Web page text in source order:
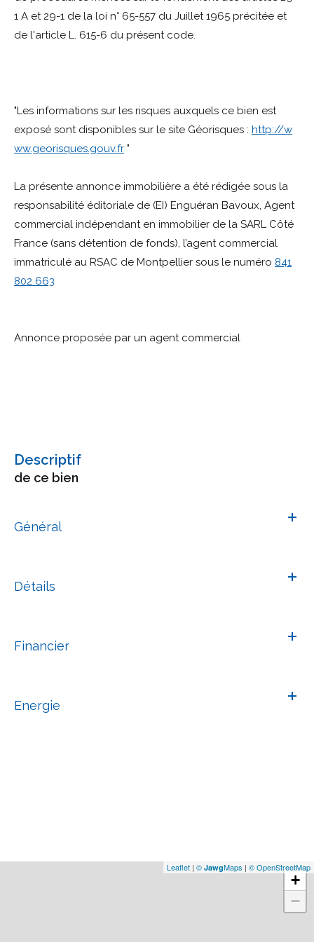
1 A et 29-1 de la loi n° 65-557 du Juillet 1965 précitée et
de l'article L. 615-6 du présent code.
"Les informations sur les risques auxquels ce bien est
exposé sont disponibles sur le site Géorisques : http://w
ww.georisques.gouv.fr "
La présente annonce immobilière a été rédigée sous la
responsabilité éditoriale de (EI) Enguéran Bavoux, Agent
commercial indépendant en immobilier de la SARL Côté
France (sans détention de fonds), l’agent commercial
immatriculé au RSAC de Montpellier sous le numéro 841
802 663
Annonce proposée par un agent commercial
descriptif
de ce bien
Général
Détails
Financier
Energie
+
−
Leaflet | © JawgMaps | © OpenStreetMap